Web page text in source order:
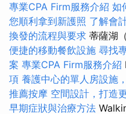
專業CPA Firm服務介紹 如
您順利拿到新護照 了解會
換發的流程與要求 蒂薩湖
便捷的移動餐飲設施 尋找
案 專業CPA Firm服務介紹
項 養護中心的單人房設施
推薦按摩 空間設計，打造
早期症狀與治療方法